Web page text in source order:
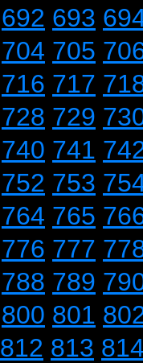
692 693
704 705
716 717
728 729
740 741
752 753
764 765
776 777
788 789
800 801
812 813